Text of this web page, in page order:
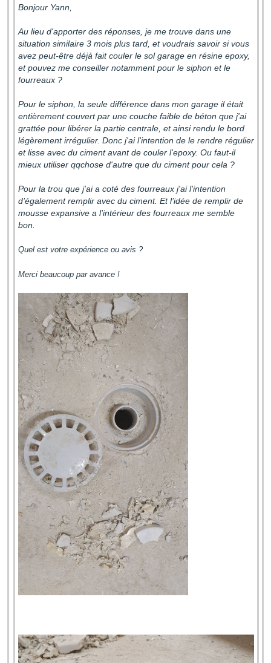
Bonjour Yann,
Au lieu d'apporter des réponses, je me trouve dans une
situation similaire 3 mois plus tard, et voudrais savoir si vous
avez peut-être déjà fait couler le sol garage en résine epoxy,
et pouvez me conseiller notamment pour le siphon et le
fourreaux ?
Pour le siphon, la seule différence dans mon garage il était
entièrement couvert par une couche faible de béton que j'ai
grattée pour libérer la partie centrale, et ainsi rendu le bord
légèrement irrégulier. Donc j'ai l'intention de le rendre régulier
et lisse avec du ciment avant de couler l'epoxy. Ou faut-il
mieux utiliser qqchose d'autre que du ciment pour cela ?
Pour la trou que j'ai a coté des fourreaux j'ai l'intention
d’également remplir avec du ciment. Et l’idée de remplir de
mousse expansive a l’intérieur des fourreaux me semble
bon.
Quel est votre expérience ou avis ?
Merci beaucoup par avance !